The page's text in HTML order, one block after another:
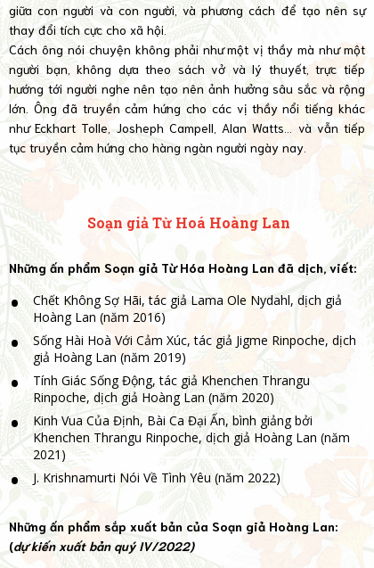
Soạn giả Từ Hoá Hoàng Lan
Những ấn phẩm Soạn giả Từ Hóa Hoàng Lan đã dịch, viết:
giữa con người và con người, và phương cách để tạo nên sự
thay đổi tích cực cho xã hội.
Cách ông nói chuyện không phải như một vị thầy mà như một
người bạn, không dựa theo sách vở và lý thuyết, trực tiếp
hướng tới người nghe nên tạo nên ảnh hưởng sâu sắc và rộng
lớn. Ông đã truyền cảm hứng cho các vị thầy nổi tiếng khác
như Eckhart Tolle, Josheph Campell, Alan Watts… và vẫn tiếp
tục truyền cảm hứng cho hàng ngàn người ngày nay.
Chết Không Sợ Hãi, tác giả Lama Ole Nydahl, dịch giả
Hoàng Lan (năm 2016)
Sống Hài Hoà Với Cảm Xúc, tác giả Jigme Rinpoche, dịch
giả Hoàng Lan (năm 2019)
Tính Giác Sống Động, tác giả Khenchen Thrangu
Rinpoche, dịch giả Hoàng Lan (năm 2020)
Kinh Vua Của Định, Bài Ca Đại Ấn, bình giảng bởi
Khenchen Thrangu Rinpoche, dịch giả Hoàng Lan (năm
2021)
J. Krishnamurti Nói Về Tình Yêu (năm 2022)
Những ấn phẩm sắp xuất bản của Soạn giả Hoàng Lan:
(dự kiến xuất bản quý IV/2022)